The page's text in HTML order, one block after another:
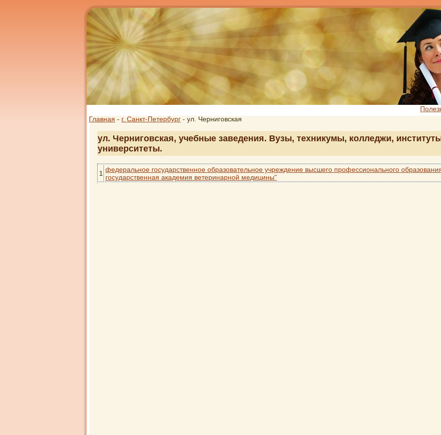
Главная - г. Санкт-Петербург - ул. Черниговская
ул. Черниговская, учебные заведения. Вузы, техникумы, колледжи,
университеты.
1 федеральное государственное образовательное учреждение высшего профессионального
государственная академия ветеринарной медицины"